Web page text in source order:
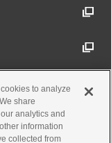
to analyze
share
analytics and
information
collected from